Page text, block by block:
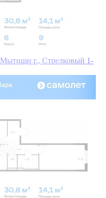
Мытищи г., Стрелковый 1-